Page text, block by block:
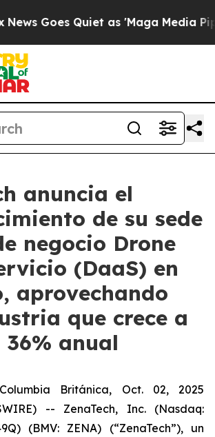
Quiet as 'Maga Media Pipeline'
anuncia el
de su sede
negocio Drone
(DaaS) en
aprovechando
que crece a
36% anual
Columbia Británica, Oct. 02, 2025
-- ZenaTech, Inc. (Nasdaq:
(BMV: ZENA) (“ZenaTech”), un